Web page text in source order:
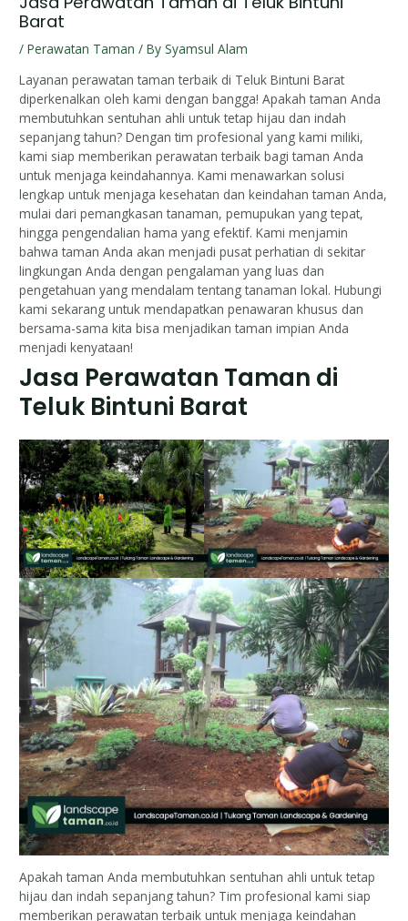
Barat
/Perawatan Taman / BySyamsul Alam
Layanan perawatan taman terbaik di Teluk Bintuni Barat
diperkenalkan oleh kami dengan bangga! Apakah taman Anda
membutuhkan sentuhan ahli untuk tetap hijau dan indah
sepanjang tahun? Dengan tim profesional yang kami miliki,
kami siap memberikan perawatan terbaik bagi taman Anda
untuk menjaga keindahannya. Kami menawarkan solusi
lengkap untuk menjaga kesehatan dan keindahan taman Anda,
mulai dari pemangkasan tanaman, pemupukan yang tepat,
hingga pengendalian hama yang efektif. Kami menjamin
bahwa taman Anda akan menjadi pusat perhatian di sekitar
lingkungan Anda dengan pengalaman yang luas dan
pengetahuan yang mendalam tentang tanaman lokal. Hubungi
kami sekarang untuk mendapatkan penawaran khusus dan
bersama-sama kita bisa menjadikan taman impian Anda
menjadi kenyataan!
Jasa Perawatan Taman di
Teluk Bintuni Barat
Apakah taman Anda membutuhkan sentuhan ahli untuk tetap
hijau dan indah sepanjang tahun? Tim profesional kami siap
memberikan perawatan terbaik untuk menjaga keindahan